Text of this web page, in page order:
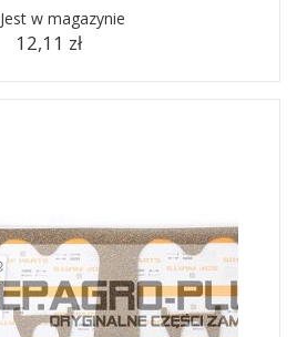
Jest w magazynie
12,11 zł